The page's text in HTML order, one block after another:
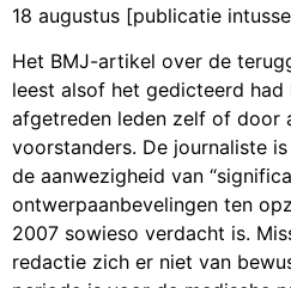
18 augustus [publicatie
Het BMJ-artikel over de
leest alsof het gedicteerd
afgetreden leden zelf of door
voorstanders. De journaliste
de aanwezigheid van
ontwerpaanbevelingen ten
2007 sowieso verdacht is.
redactie zich er niet van